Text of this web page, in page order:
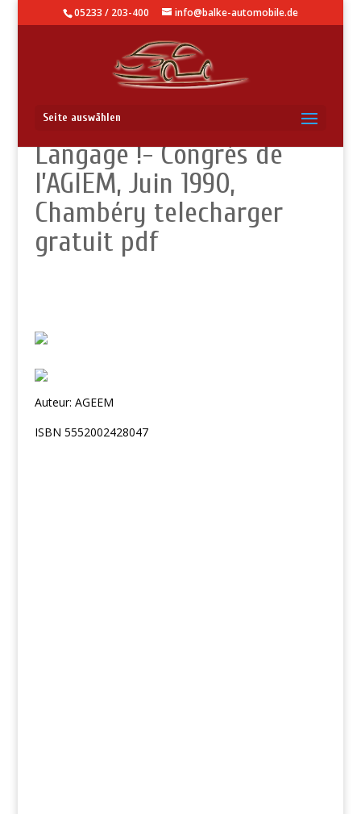
05233 / 203-400 info@balke-automobile.de
Seite auswählen
Et si l’on parlait…
Langage !- Congrès de
l’AGIEM, Juin 1990,
Chambéry telecharger
gratuit pdf
Auteur: AGEEM
ISBN 5552002428047